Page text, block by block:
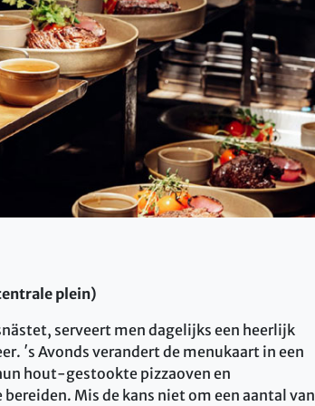
plein)
serveert men dagelijks een heerlijk
′s Avonds verandert de menukaart in een
hout-gestookte pizzaoven en
Mis de kans niet om een ​​aantal van